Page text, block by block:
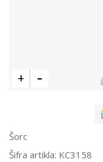
Šorc
Šifra artikla: KC3158